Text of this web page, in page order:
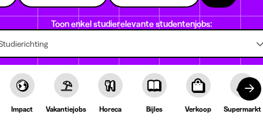
Toon enkel studierelevante studentenjobs:
Impact Vakantiejobs Horeca Bijles Verkoop Supermarkt